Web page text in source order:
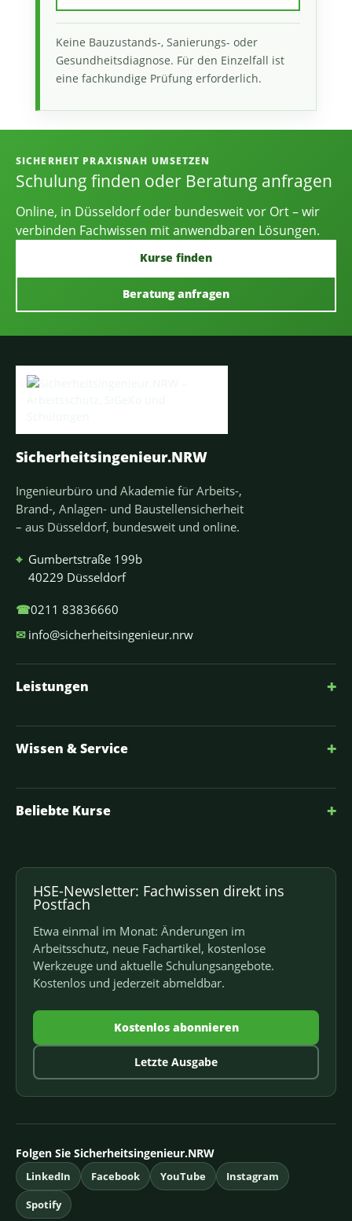
Keine Bauzustands-, Sanierungs- oder
Gesundheitsdiagnose. Für den Einzelfall ist
eine fachkundige Prüfung erforderlich.
Informationen, Kontakt und
SICHERHEIT PRAXISNAH UMSETZEN
Schulung finden oder Beratung anfragen
Online, in Düsseldorf oder bundesweit vor Ort – wir
verbinden Fachwissen mit anwendbaren Lösungen.
Kurse finden
Beratung anfragen
Sicherheitsingenieur.NRW
Ingenieurbüro und Akademie für Arbeits-,
Brand-, Anlagen- und Baustellensicherheit
– aus Düsseldorf, bundesweit und online.
⌖ Gumbertstraße 199b
40229 Düsseldorf
☎0211 83836660
✉ info@sicherheitsingenieur.nrw
Leistungen +
Wissen & Service +
Beliebte Kurse +
HSE-Newsletter: Fachwissen direkt ins
Postfach
Etwa einmal im Monat: Änderungen im
Arbeitsschutz, neue Fachartikel, kostenlose
Werkzeuge und aktuelle Schulungsangebote.
Kostenlos und jederzeit abmeldbar.
Kostenlos abonnieren
Letzte Ausgabe
Folgen Sie Sicherheitsingenieur.NRW
LinkedIn Facebook YouTube
Instagram
Spotify